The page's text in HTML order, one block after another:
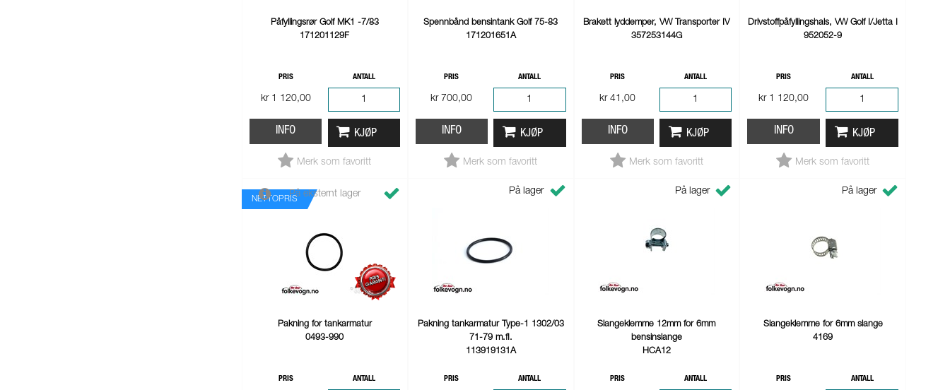
Påfyllingsrør Golf MK1 -7/83
171201129F
PRIS
kr 1 120,00
ANTALL
INFO KJØP
Merk som favoritt
Spennbånd bensintank Golf 75-83
171201651A
PRIS
kr 700,00
ANTALL
INFO KJØP
Merk som favoritt
Brakett lyddemper, VW Transporter IV
357253144G
PRIS
kr 41,00
ANTALL
INFO KJØP
Merk som favoritt
Drivstoffpåfyllingshals, VW Golf I/Jetta I
952052-9
PRIS
kr 1 120,00
ANTALL
INFO KJØP
Merk som favoritt
NETTOPRISPå eksternt lager
Pakning for tankarmatur
0493-990
PRIS ANTALL
På lager
Pakning tankarmatur Type-1 1302/03
71-79 m.fl.
113919131A
PRIS ANTALL
På lager
Slangeklemme 12mm for 6mm
bensinslange
HCA12
PRIS ANTALL
På lager
Slangeklemme for 6mm slange
4169
PRIS ANTALL